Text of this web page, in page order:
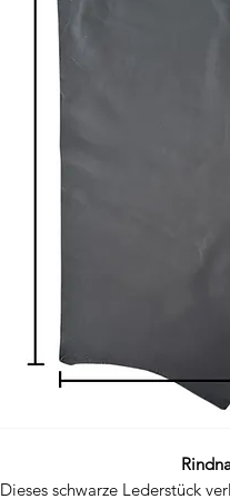
Dieses schwarze Lederstück